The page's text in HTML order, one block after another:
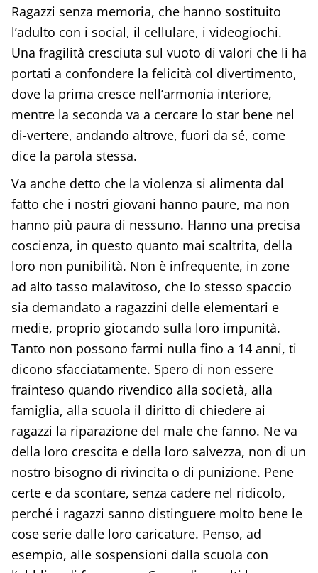
Ragazzi senza memoria, che hanno sostituito
l’adulto con i social, il cellulare, i videogiochi.
Una fragilità cresciuta sul vuoto di valori che li ha
portati a confondere la felicità col divertimento,
dove la prima cresce nell’armonia interiore,
mentre la seconda va a cercare lo star bene nel
di-vertere, andando altrove, fuori da sé, come
dice la parola stessa.
Va anche detto che la violenza si alimenta dal
fatto che i nostri giovani hanno paure, ma non
hanno più paura di nessuno. Hanno una precisa
coscienza, in questo quanto mai scaltrita, della
loro non punibilità. Non è infrequente, in zone
ad alto tasso malavitoso, che lo stesso spaccio
sia demandato a ragazzini delle elementari e
medie, proprio giocando sulla loro impunità.
Tanto non possono farmi nulla fino a 14 anni, ti
dicono sfacciatamente. Spero di non essere
frainteso quando rivendico alla società, alla
famiglia, alla scuola il diritto di chiedere ai
ragazzi la riparazione del male che fanno. Ne va
della loro crescita e della loro salvezza, non di un
nostro bisogno di rivincita o di punizione. Pene
certe e da scontare, senza cadere nel ridicolo,
perché i ragazzi sanno distinguere molto bene le
cose serie dalle loro caricature. Penso, ad
esempio, alle sospensioni dalla scuola con